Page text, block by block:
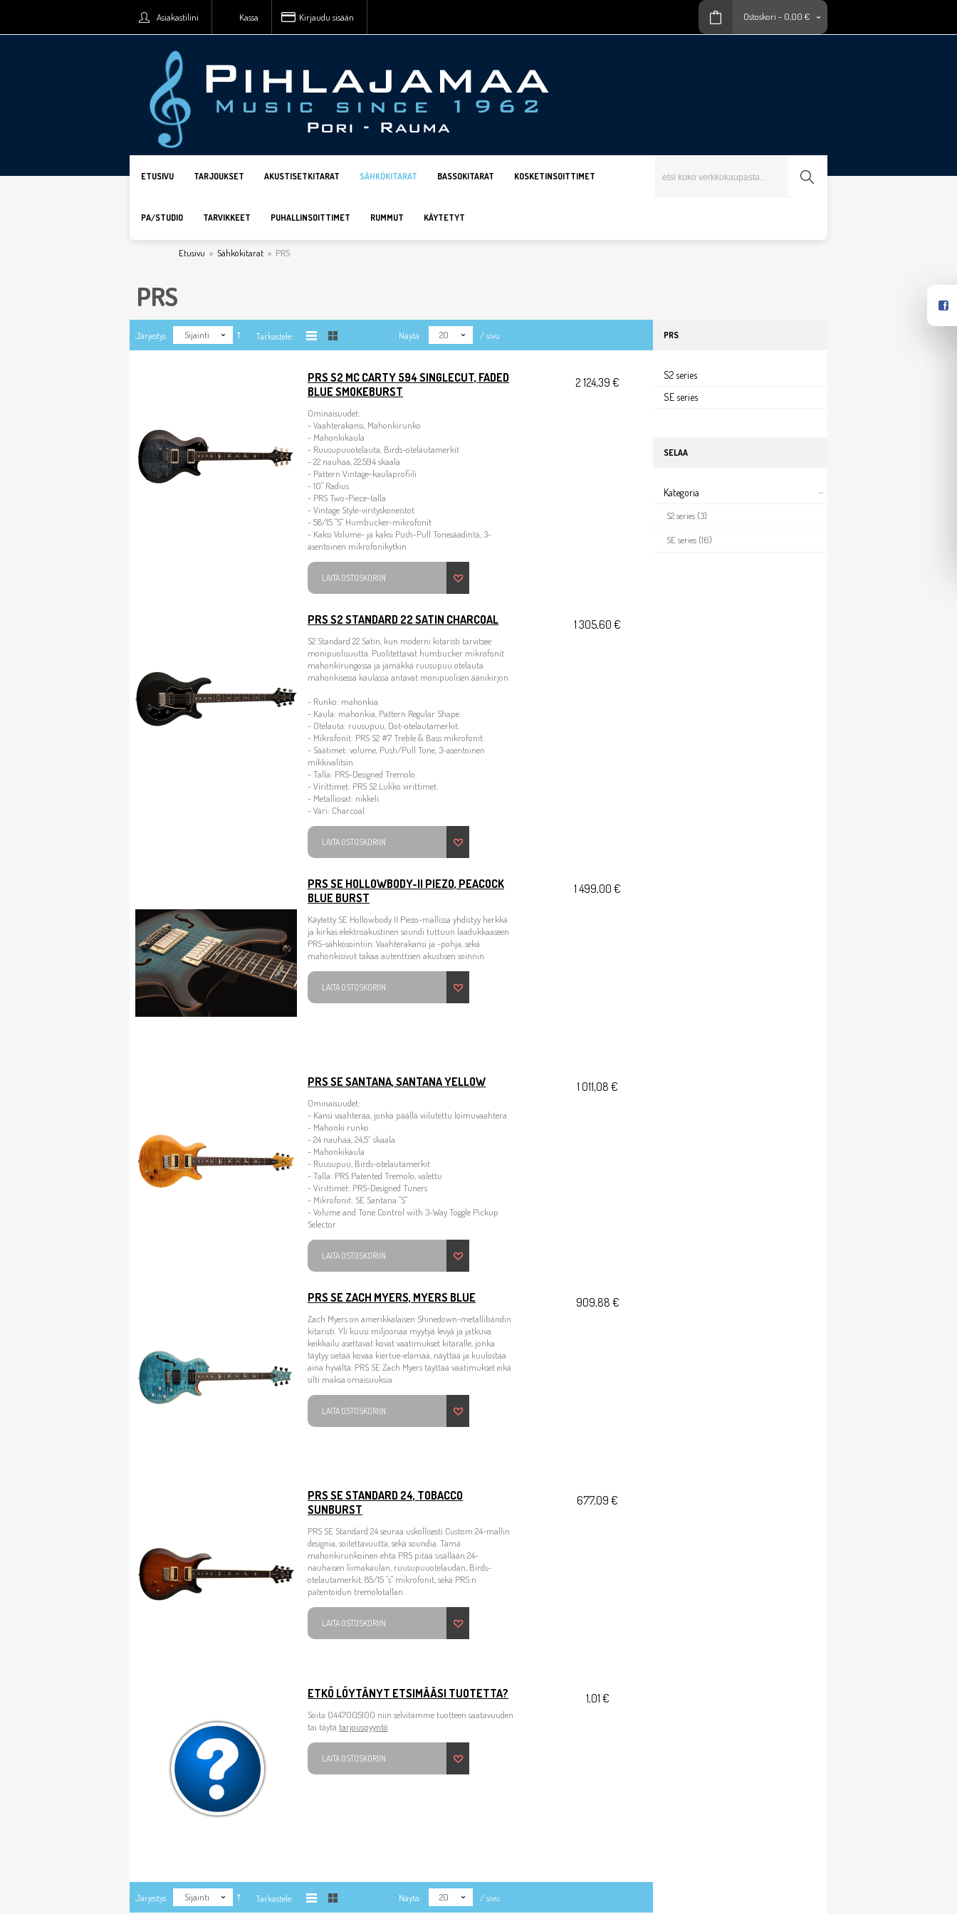
Asiakastilini Kassa Kirjaudu sisään Ostoskori - 0,00 €
ETUSIVU TARJOUKSET AKUSTISETKITARAT SÄHKÖKITARAT BASSOKITARAT KOSKETINSOITTIMET
PA/STUDIO TARVIKKEET PUHALLINSOITTIMET RUMMUT KÄYTETYT
Etusivu » Sähkökitarat » PRS
PRS
Järjestys Sijainti Tarkastele: Näytä: 20 / sivu
PRS S2 MC CARTY 594 SINGLECUT, FADED
BLUE SMOKEBURST
Ominaisuudet:
- Vaahterakansi, Mahonkirunko
- Mahonkikaula
- Ruusupuuotelauta, Birds-otelautamerkit
- 22 nauhaa, 22.594 skaala
- Pattern Vintage-kaulaprofiili
- 10" Radius
- PRS Two-Piece-talla
- Vintage Style-virityskoneistot
- 58/15 "S" Humbucker-mikrofonit
- Kaksi Volume- ja kaksi Push-Pull Tonesäädintä, 3-
asentoinen mikrofonikytkin
LAITA OSTOSKORIIN
2 124,39 €
PRS S2 STANDARD 22 SATIN CHARCOAL
S2 Standard 22 Satin, kun moderni kitaristi tarvitsee
monipuolisuutta. Puolitettavat humbucker mikrofonit
mahonkirungossa ja jämäkkä ruusupuu otelauta
mahonkisessa kaulassa antavat monipuolisen äänikirjon.
- Runko: mahonkia.
- Kaula: mahonkia, Pattern Regular Shape.
- Otelauta: ruusupuu, Dot-otelautamerkit.
- Mikrofonit: PRS S2 #7 Treble & Bass mikrofonit.
- Säätimet: volume, Push/Pull Tone, 3-asentoinen
mikkivalitsin.
- Talla: PRS-Designed Tremolo.
- Virittimet: PRS S2 Lukko virittimet.
- Metalliosat: nikkeli.
- Väri: Charcoal.
LAITA OSTOSKORIIN
1 305,60 €
PRS SE HOLLOWBODY-II PIEZO, PEACOCK
BLUE BURST
Käytetty SE Hollowbody II Piezo-mallissa yhdistyy herkkä
ja kirkas elektroakustinen soundi tuttuun laadukkaaseen
PRS-sähkösointiin. Vaahterakansi ja -pohja, sekä
mahonkisivut takaa autenttisen akustisen soinnin.
LAITA OSTOSKORIIN
1 499,00 €
PRS SE SANTANA, SANTANA YELLOW
Ominaisuudet:
- Kansi vaahteraa, jonka päällä viilutettu loimuvaahtera
- Mahonki runko
- 24 nauhaa, 24,5” skaala
- Mahonkikaula
- Ruusupuu, Birds-otelautamerkit
- Talla: PRS Patented Tremolo, valettu
- Virittimet: PRS-Designed Tuners
- Mikrofonit: SE Santana "S"
- Volume and Tone Control with 3-Way Toggle Pickup
Selector
LAITA OSTOSKORIIN
1 011,08 €
PRS SE ZACH MYERS, MYERS BLUE
Zach Myers on amerikkalaisen Shinedown-metallibändin
kitaristi. Yli kuusi miljoonaa myytyä levyä ja jatkuva
keikkailu asettavat kovat vaatimukset kitaralle, jonka
täytyy sietää kovaa kiertue-elämää, näyttää ja kuulostaa
aina hyvältä. PRS SE Zach Myers täyttää vaatimukset eikä
silti maksa omaisuuksia.
LAITA OSTOSKORIIN
909,88 €
PRS SE STANDARD 24, TOBACCO
SUNBURST
PRS SE Standard 24 seuraa uskollisesti Custom 24-mallin
designia, soitettavuutta, sekä soundia. Tämä
mahonkirunkoinen ehta PRS pitää sisällään 24-
nauhaisen liimakaulan, ruusupuuotelaudan, Birds-
otelautamerkit, 85/15 "s" mikrofonit, sekä PRS:n
patentoidun tremolotallan.
LAITA OSTOSKORIIN
677,09 €
ETKÖ LÖYTÄNYT ETSIMÄÄSI TUOTETTA?
Soita 0447005100 niin selvitämme tuotteen saatavuuden
tai täytä tarjouspyyntö
LAITA OSTOSKORIIN
1,01 €
Järjestys Sijainti Tarkastele: Näytä: 20 / sivu
PRS
S2 series
SE series
SELAA
Kategoria
S2 series (3)
SE series (16)